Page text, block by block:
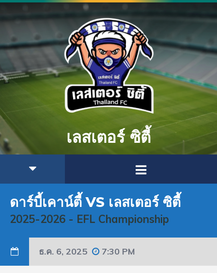
เลสเตอร์ ซิตี้
ดาร์บี้เคาน์ตี้ VS เลสเตอร์ ซิตี้
2025-2026 - EFL Championship
ธ.ค. 6, 2025 7:30 PM